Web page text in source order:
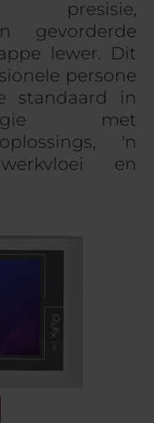
presisie,
gevorderde
lewer. Dit
persone
standaard in
met
'n
en